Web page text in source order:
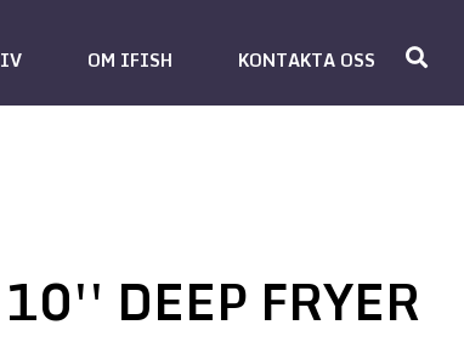
OM IFISH KONTAKTA OSS
DEEP FRYER